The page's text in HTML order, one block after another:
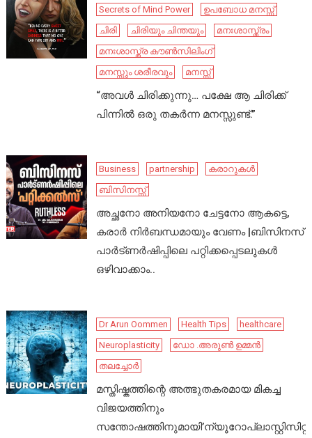
Secrets of Mind Power
ഉപബോധ മനസ്സ്
ചിരി
ചിരിയും ചിന്തയും
മനഃശാസ്ത്രം
മനഃശാസ്ത്ര കൗൺസിലിംഗ്
മനസ്സും ശരീരവും
മനസ്സ്
“അവൾ ചിരിക്കുന്നു… പക്ഷേ ആ ചിരിക്ക്
പിന്നിൽ ഒരു തകർന്ന മനസ്സുണ്ട്.”
Business partnership
കരാറുകൾ
ബിസിനസ്സ്
അച്ഛനോ അനിയനോ ചേട്ടനോ ആകട്ടെ,
കരാർ നിർബന്ധമായും വേണം |ബിസിനസ്
പാർട്ണർഷിപ്പിലെ പറ്റിക്കപ്പെടലുകൾ
ഒഴിവാക്കാം..
Dr Arun Oommen Health Tips
healthcare
Neuroplasticity
ഡോ .അരുൺ ഉമ്മൻ
തലച്ചോർ
മസ്തിഷ്കത്തിന്റെ അത്ഭുതകരമായ മികച്ച
വിജയത്തിനും
സന്തോഷത്തിനുമായി’ന്യൂറോപ്ലാസ്റ്റിസിറ്റി’